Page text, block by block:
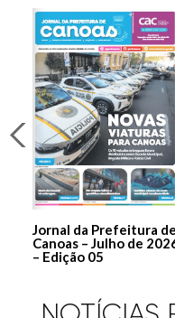
Jornal da Prefeitura de
Canoas – Julho de
– Edição 05